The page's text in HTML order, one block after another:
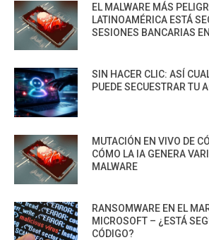
EL MALWARE MÁS
LATINOAMÉRICA ESTÁ
SESIONES BANCARIAS
SIN HACER CLIC: ASÍ
PUEDE SECUESTRAR TU
MUTACIÓN EN VIVO DE
CÓMO LA IA GENERA
MALWARE
RANSOMWARE EN EL
MICROSOFT – ¿ESTÁ
CÓDIGO?